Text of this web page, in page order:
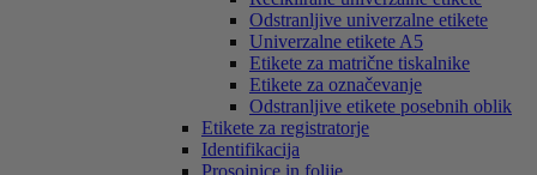
Odstranljive univerzalne etikete
Univerzalne etikete A5
Etikete za matrične tiskalnike
Etikete za označevanje
Odstranljive etikete posebnih oblik
Etikete za registratorje
Identifikacija